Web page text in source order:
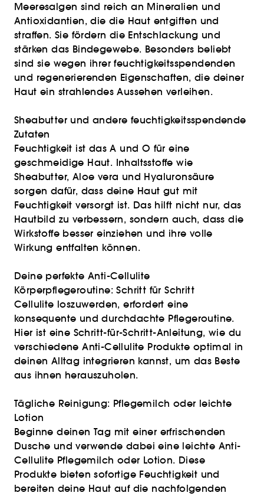
Meeresalgen sind reich an Mineralien und
Antioxidantien, die die Haut entgiften und
straffen. Sie fördern die Entschlackung und
stärken das Bindegewebe. Besonders beliebt
sind sie wegen ihrer feuchtigkeitsspendenden
und regenerierenden Eigenschaften, die deiner
Haut ein strahlendes Aussehen verleihen.
Sheabutter und andere feuchtigkeitsspendende
Zutaten
Feuchtigkeit ist das A und O für eine
geschmeidige Haut. Inhaltsstoffe wie
Sheabutter, Aloe vera und Hyaluronsäure
sorgen dafür, dass deine Haut gut mit
Feuchtigkeit versorgt ist. Das hilft nicht nur, das
Hautbild zu verbessern, sondern auch, dass die
Wirkstoffe besser einziehen und ihre volle
Wirkung entfalten können.
Deine perfekte Anti-Cellulite
Körperpflegeroutine: Schritt für Schritt
Cellulite loszuwerden, erfordert eine
konsequente und durchdachte Pflegeroutine.
Hier ist eine Schritt-für-Schritt-Anleitung, wie du
verschiedene Anti-Cellulite Produkte optimal in
deinen Alltag integrieren kannst, um das Beste
aus ihnen herauszuholen.
Tägliche Reinigung: Pflegemilch oder leichte
Lotion
Beginne deinen Tag mit einer erfrischenden
Dusche und verwende dabei eine leichte Anti-
Cellulite Pflegemilch oder Lotion. Diese
Produkte bieten sofortige Feuchtigkeit und
bereiten deine Haut auf die nachfolgenden